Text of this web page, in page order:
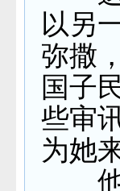
以另
弥撒
国子
些审
为她
他